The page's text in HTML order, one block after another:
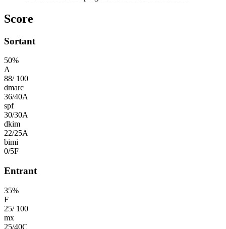
Score
Sortant
50%
A
88/ 100
dmarc
36/40A
spf
30/30A
dkim
22/25A
bimi
0/5F
Entrant
35%
F
25/ 100
mx
25/40C